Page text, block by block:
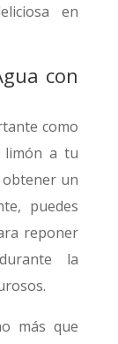
en
con
como
limón a tu
un
puedes
reponer
la
más que